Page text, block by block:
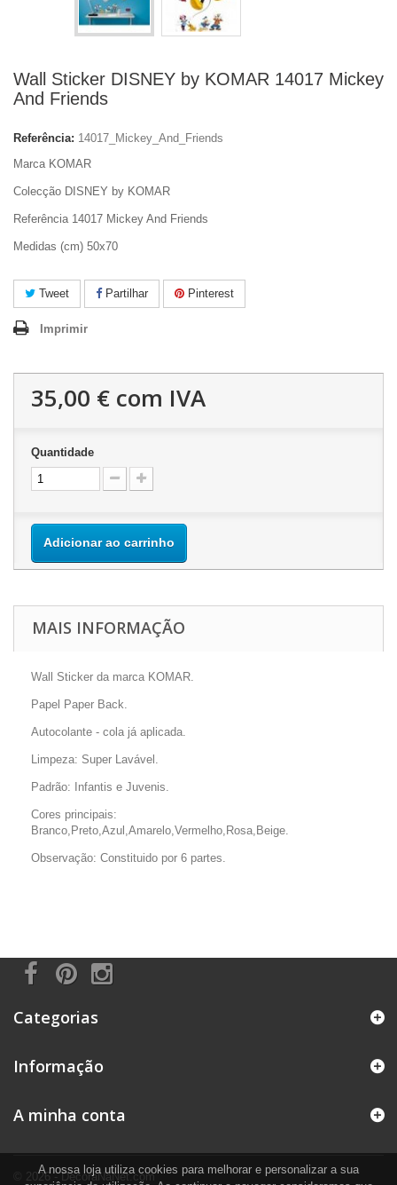
Wall Sticker DISNEY by KOMAR 14017 Mickey
And Friends
Referência: 14017_Mickey_And_Friends
Marca KOMAR
Colecção DISNEY by KOMAR
Referência 14017 Mickey And Friends
Medidas (cm) 50x70
Tweet Partilhar Pinterest
Imprimir
35,00 € com IVA
Quantidade
Adicionar ao carrinho
MAIS INFORMAÇÃO
Wall Sticker da marca KOMAR.
Papel Paper Back.
Autocolante - cola já aplicada.
Limpeza: Super Lavável.
Padrão: Infantis e Juvenis.
Cores principais:
Branco,Preto,Azul,Amarelo,Vermelho,Rosa,Beige.
Observação: Constituido por 6 partes.
Categorias
Informação
© 2026 - DecoraNaNet.com
A minha conta
A nossa loja utiliza cookies para melhorar e personalizar a sua